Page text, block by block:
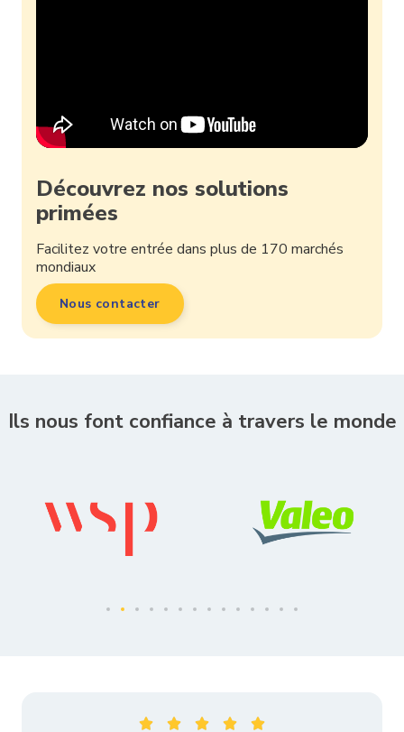
Découvrez nos solutions
primées
Facilitez votre entrée dans plus de 170 marchés
mondiaux
Nous contacter
Ils nous font confiance à travers le monde
    